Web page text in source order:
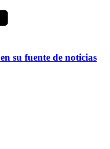
en su fuente de noticias